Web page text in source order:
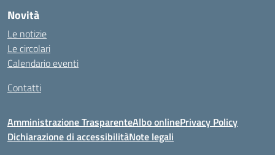
Novità
Le notizie
Le circolari
Calendario eventi
Contatti
Amministrazione TrasparenteAlbo onlinePrivacy Policy
Dichiarazione di accessibilitàNote legali